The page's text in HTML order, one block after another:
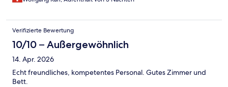
Verifizierte Bewertung
10/10 – Außergewöhnlich
14. Apr. 2026
Echt freundliches, kompetentes Personal. Gutes Zimmer und
Bett.